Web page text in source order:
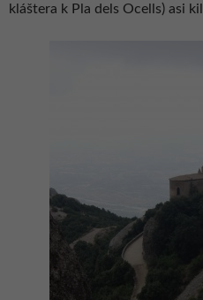
kláštera k Pla dels Ocells) asi